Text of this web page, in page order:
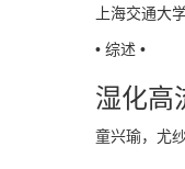
上海交通大
• 综述 •
湿化高
童兴瑜，尤